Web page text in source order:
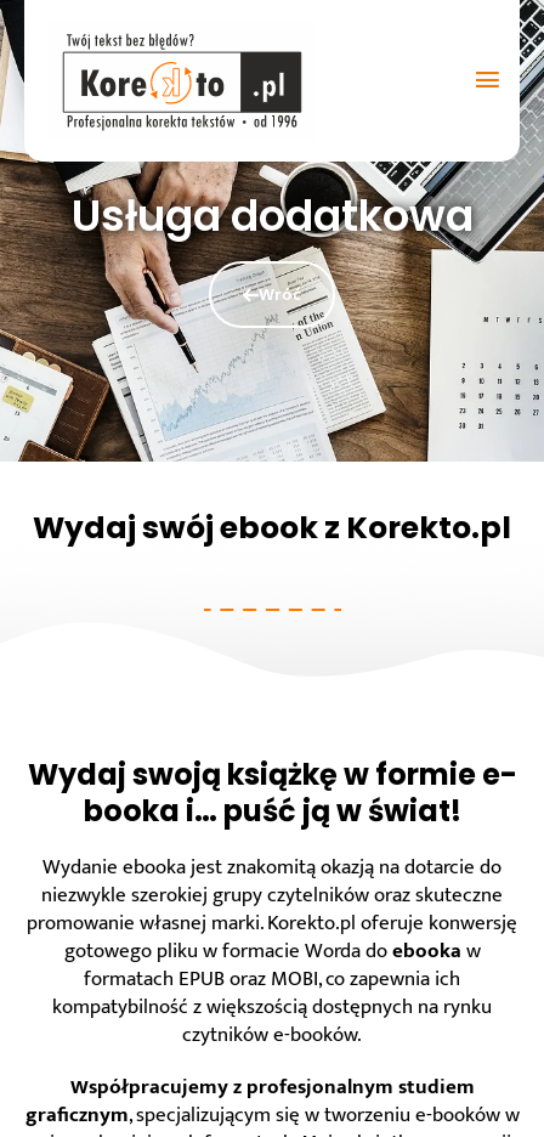
Przejdź
do
treści
Usługa dodatkowa
Wróć
Wydaj swój ebook z Korekto.pl
Wydaj swoją książkę w formie e-
booka i… puść ją w świat!
Wydanie ebooka jest znakomitą okazją na dotarcie do
niezwykle szerokiej grupy czytelników oraz skuteczne
promowanie własnej marki. Korekto.pl oferuje konwersję
gotowego pliku w formacie Worda doebookaw
formatach EPUB oraz MOBI, co zapewnia ich
kompatybilność z większością dostępnych na rynku
czytników e-booków.
Współpracujemy z profesjonalnym studiem
graficznym, specjalizującym się w tworzeniu e-booków w